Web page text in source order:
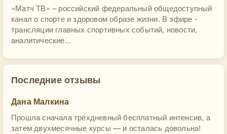
«Матч ТВ» – российский федеральный общедоступный
канал о спорте и здоровом образе жизни. В эфире -
трансляции главных спортивных событий, новости,
аналитические...
Последние отзывы
Дана Малкина
Прошла сначала трёхдневный бесплатный интенсив, а
затем двухмесячные курсы — и осталась довольна!